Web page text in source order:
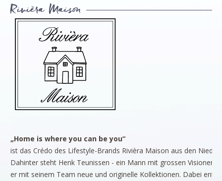
ABOUT
Our mission
Showroom
STYLES
Rivièra Style
Hampton Style
Nordic Style
Rivièra Maison
Ocean House
Gervasoni
Rivièra Maison
„Home is where you can be you“
ist das Crédo des Lifestyle-Brands Rivièra Maison aus den
Dahinter steht Henk Teunissen - ein Mann mit grossen
er mit seinem Team neue und originelle Kollektionen. Dabei